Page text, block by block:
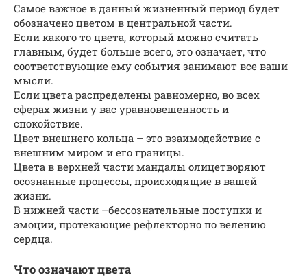
Самое важное в данный жизненный период будет
обозначено цветом в центральной части.
Если какого то цвета, который можно считать
главным, будет больше всего, это означает, что
соответствующие ему события занимают все ваши
мысли.
Если цвета распределены равномерно, во всех
сферах жизни у вас уравновешенность и
спокойствие.
Цвет внешнего кольца – это взаимодействие с
внешним миром и его границы.
Цвета в верхней части мандалы олицетворяют
осознанные процессы, происходящие в вашей
жизни.
В нижней части –бессознательные поступки и
эмоции, протекающие рефлекторно по велению
сердца.
Что означают цвета